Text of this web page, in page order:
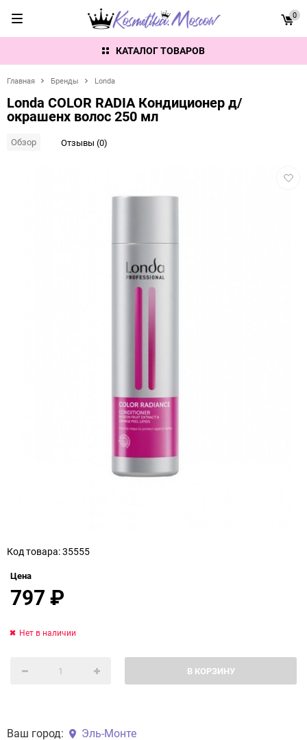
КАТАЛОГ ТОВАРОВ
0
Главная Бренды Londa
Londa COLOR RADIA Кондиционер д/
окрашенх волос 250 мл
Обзор Отзывы (0)
Код товара: 35555
Цена
797₽
В КОРЗИНУ
Нет в наличии
Ваш город: Эль-Монте